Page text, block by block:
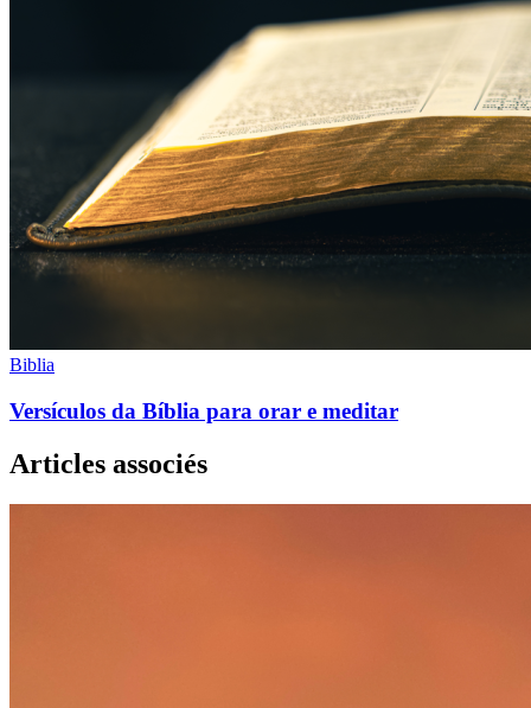
Biblia
Versículos da Bíblia para orar e meditar
Articles associés